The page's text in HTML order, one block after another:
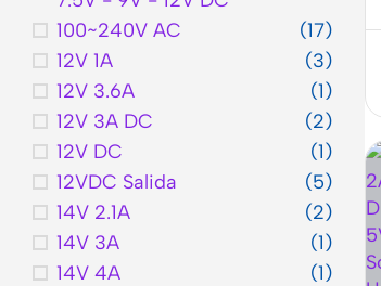
Para
Celular
Adaptadores
para Celular
o Tableta
Cables
USB &
USB-C
Cargadores
Rápidos
Los Mejores
Accesorios
Celular
o
Tablet
ver todo
100~240V AC
(17)
12V 1A
(3)
12V 3.6A
(1)
12V 3A DC
(2)
12V DC
(1)
12VDC Salida
(5)
14V 2.1A
(2)
14V 3A
(1)
14V 4A
(1)